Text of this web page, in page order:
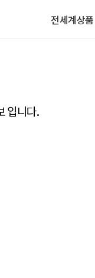
전세계상품
입니다.